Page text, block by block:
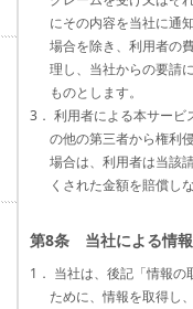
にその内容を当社に通
場合を除き、利用者の
理し、当社からの要請
ものとします。
3． 利用者による本サービ
の他の第三者から権利
場合は、利用者は当該
くされた金額を賠償し
第8条 当社による情
1． 当社は、後記「情報
ために、情報を取得し